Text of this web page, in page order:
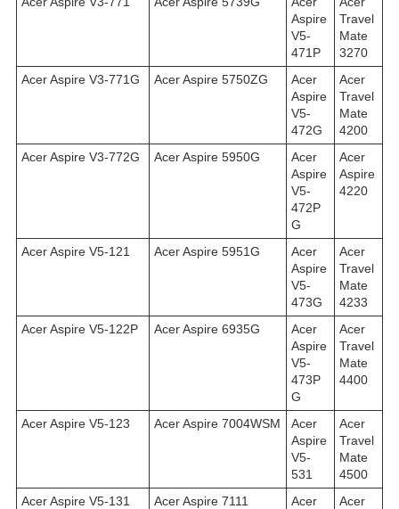
Aspire
V5-
471P
Travel
Mate
3270
Acer Aspire V3-771G
Acer Aspire 5750ZG
Acer
Aspire
V5-
472G
Acer
Travel
Mate
4200
Acer Aspire V3-772G
Acer Aspire 5950G
Acer
Aspire
V5-
472P
G
Acer
Aspire
4220
Acer Aspire V5-121 Acer Aspire 5951G
Acer
Aspire
V5-
473G
Acer
Travel
Mate
4233
Acer Aspire V5-122P
Acer Aspire 6935G
Acer
Aspire
V5-
473P
G
Acer
Travel
Mate
4400
Acer Aspire V5-123 Acer Aspire 7004WSM
Acer
Aspire
V5-
531
Acer
Travel
Mate
4500
Acer Aspire V5-131
Acer Aspire 7111
Acer
Acer